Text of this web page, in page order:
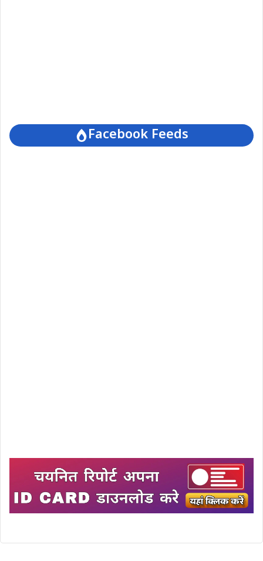
Facebook Feeds